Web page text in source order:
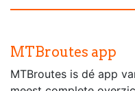
MTBroutes app
MTBroutes is dé app